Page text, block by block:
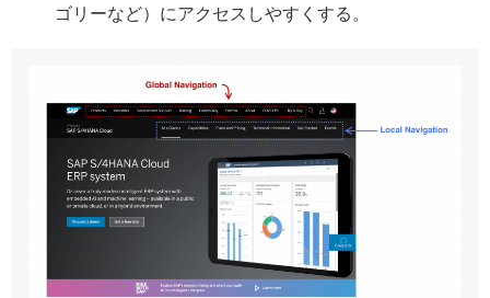
ゴリーなど）にアクセスしやすくする。